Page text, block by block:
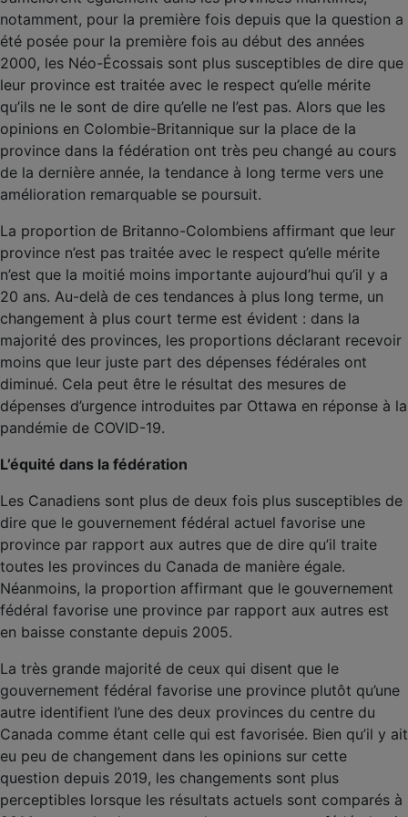
notamment, pour la première fois depuis que la question a
été posée pour la première fois au début des années
2000, les Néo-Écossais sont plus susceptibles de dire que
leur province est traitée avec le respect qu’elle mérite
qu’ils ne le sont de dire qu’elle ne l’est pas. Alors que les
opinions en Colombie-Britannique sur la place de la
province dans la fédération ont très peu changé au cours
de la dernière année, la tendance à long terme vers une
amélioration remarquable se poursuit.
La proportion de Britanno-Colombiens affirmant que leur
province n’est pas traitée avec le respect qu’elle mérite
n’est que la moitié moins importante aujourd’hui qu’il y a
20 ans. Au-delà de ces tendances à plus long terme, un
changement à plus court terme est évident : dans la
majorité des provinces, les proportions déclarant recevoir
moins que leur juste part des dépenses fédérales ont
diminué. Cela peut être le résultat des mesures de
dépenses d’urgence introduites par Ottawa en réponse à la
pandémie de COVID-19.
L’équité dans la fédération
Les Canadiens sont plus de deux fois plus susceptibles de
dire que le gouvernement fédéral actuel favorise une
province par rapport aux autres que de dire qu’il traite
toutes les provinces du Canada de manière égale.
Néanmoins, la proportion affirmant que le gouvernement
fédéral favorise une province par rapport aux autres est
en baisse constante depuis 2005.
La très grande majorité de ceux qui disent que le
gouvernement fédéral favorise une province plutôt qu’une
autre identifient l’une des deux provinces du centre du
Canada comme étant celle qui est favorisée. Bien qu’il y ait
eu peu de changement dans les opinions sur cette
question depuis 2019, les changements sont plus
perceptibles lorsque les résultats actuels sont comparés à